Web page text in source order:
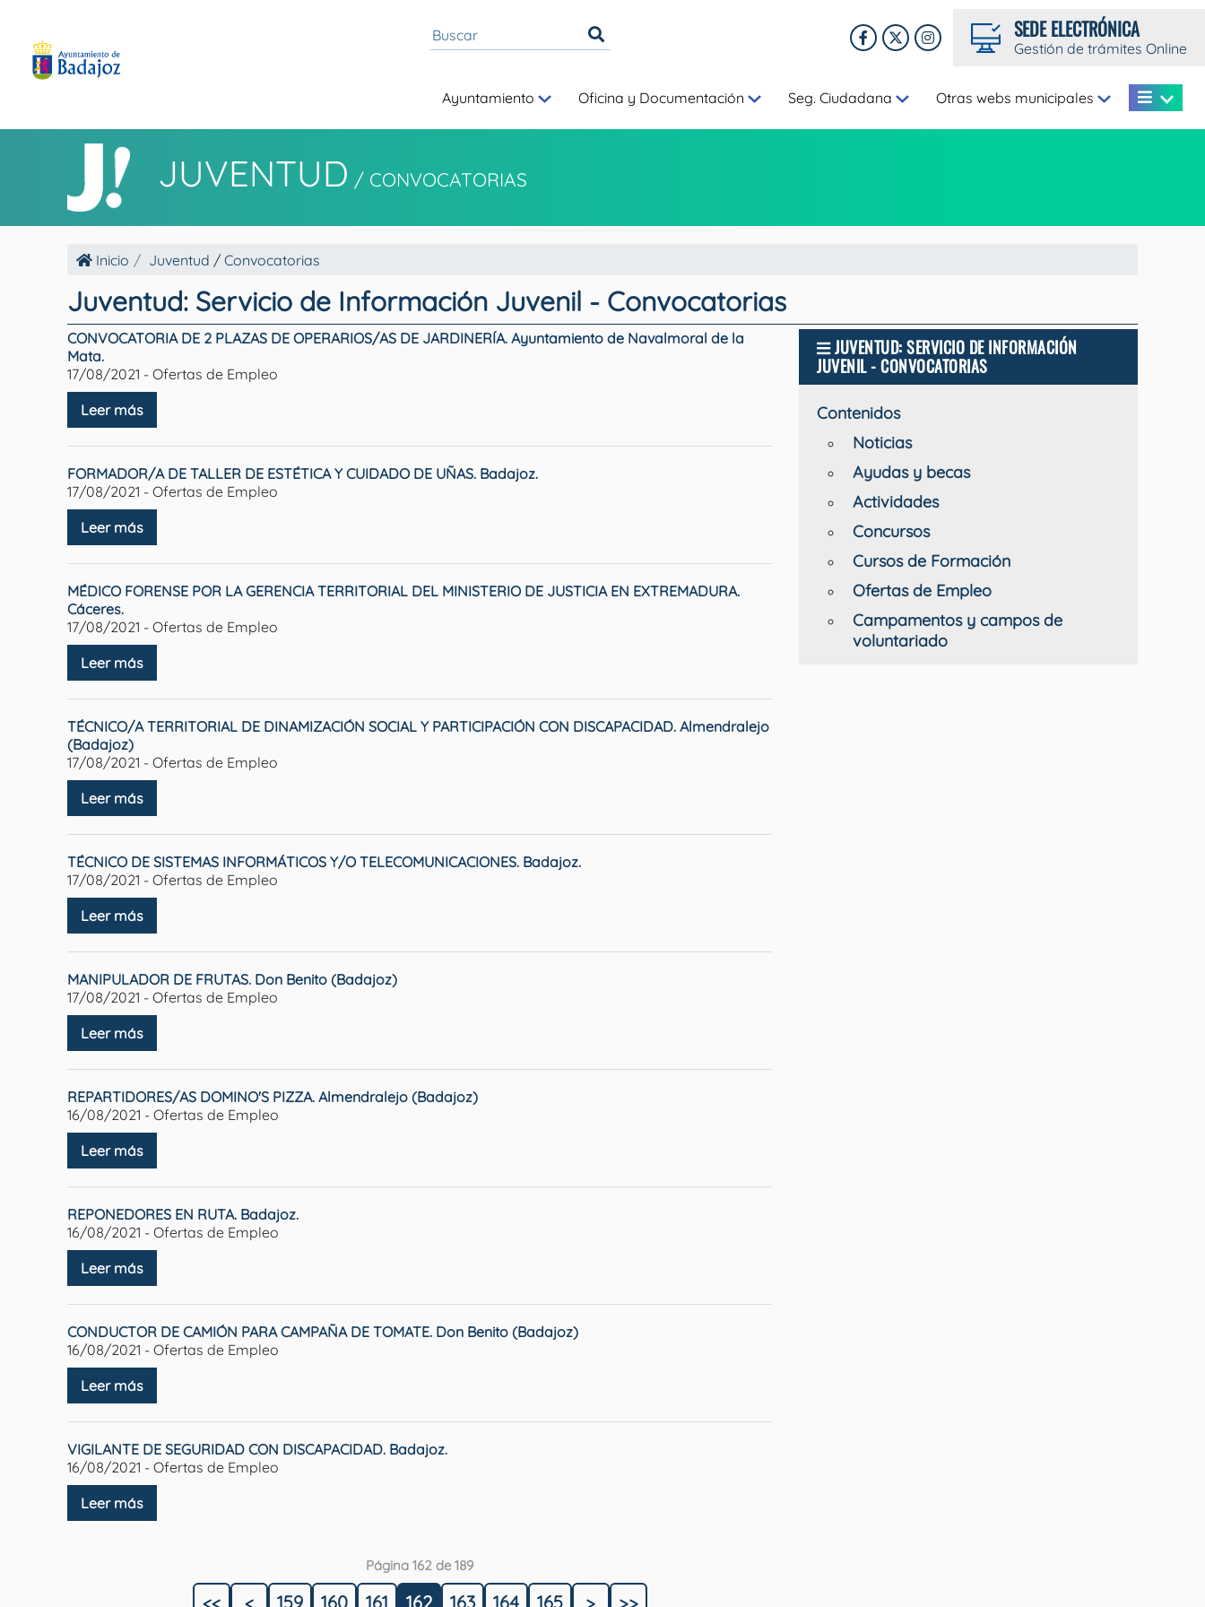
SEDE ELECTRÓNICA
Gestión de trámites Online
Ayuntamiento Oficina y Documentación Seg. Ciudadana Otras webs municipales
JUVENTUD / CONVOCATORIAS
Inicio Juventud / Convocatorias
Juventud: Servicio de Información Juvenil - Convocatorias
CONVOCATORIA DE 2 PLAZAS DE OPERARIOS/AS DE JARDINERÍA. Ayuntamiento de Navalmoral de la
Mata.
17/08/2021 - Ofertas de Empleo
Leer más
FORMADOR/A DE TALLER DE ESTÉTICA Y CUIDADO DE UÑAS. Badajoz.
17/08/2021 - Ofertas de Empleo
Leer más
MÉDICO FORENSE POR LA GERENCIA TERRITORIAL DEL MINISTERIO DE JUSTICIA EN EXTREMADURA.
Cáceres.
17/08/2021 - Ofertas de Empleo
Leer más
TÉCNICO/A TERRITORIAL DE DINAMIZACIÓN SOCIAL Y PARTICIPACIÓN CON DISCAPACIDAD. Almendralejo
(Badajoz)
17/08/2021 - Ofertas de Empleo
Leer más
TÉCNICO DE SISTEMAS INFORMÁTICOS Y/O TELECOMUNICACIONES. Badajoz.
17/08/2021 - Ofertas de Empleo
Leer más
MANIPULADOR DE FRUTAS. Don Benito (Badajoz)
17/08/2021 - Ofertas de Empleo
Leer más
REPARTIDORES/AS DOMINO'S PIZZA. Almendralejo (Badajoz)
16/08/2021 - Ofertas de Empleo
Leer más
REPONEDORES EN RUTA. Badajoz.
16/08/2021 - Ofertas de Empleo
Leer más
CONDUCTOR DE CAMIÓN PARA CAMPAÑA DE TOMATE. Don Benito (Badajoz)
16/08/2021 - Ofertas de Empleo
Leer más
VIGILANTE DE SEGURIDAD CON DISCAPACIDAD. Badajoz.
16/08/2021 - Ofertas de Empleo
Leer más
Página 162 de 189
<< < 159 160 161 162 163 164 165 > >>
JUVENTUD: SERVICIO DE INFORMACIÓN
JUVENIL - CONVOCATORIAS
Contenidos
Noticias
Ayudas y becas
Actividades
Concursos
Cursos de Formación
Ofertas de Empleo
Campamentos y campos de
voluntariado